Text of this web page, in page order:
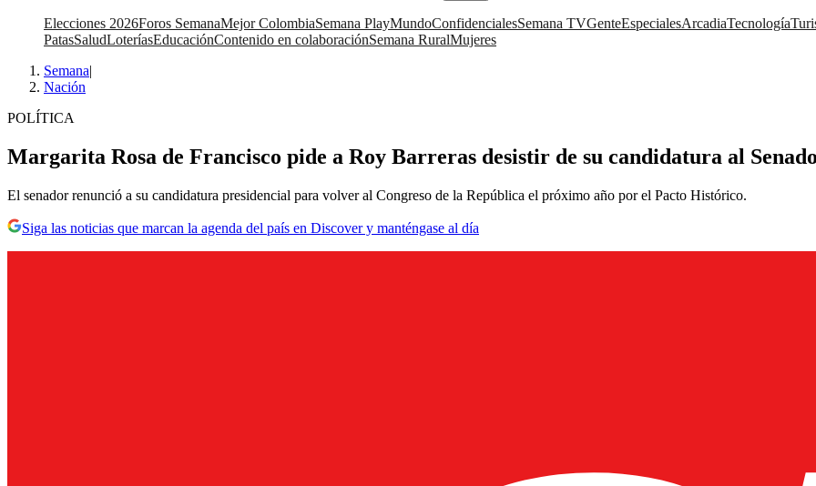
Elecciones 2026Foros SemanaMejor ColombiaSemana PlayMundoConfidencialesSemana TVGenteEspecialesArcadiaTecnología
PatasSaludLoteríasEducaciónContenido en colaboraciónSemana RuralMujeres
Semana|
Nación
POLÍTICA
Margarita Rosa de Francisco pide a Roy Barreras desistir de su candidatura al
El senador renunció a su candidatura presidencial para volver al Congreso de la República el próximo año por el Pacto Histórico.
Siga las noticias que marcan la agenda del país en Discover y manténgase al día